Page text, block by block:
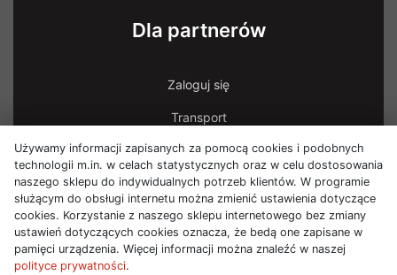
Dla partnerów
Zaloguj się
Transport
Transport - uszkodzona przesyłka
Używamy informacji zapisanych za pomocą cookies i podobnych
technologii m.in. w celach statystycznych oraz w celu dostosowania
naszego sklepu do indywidualnych potrzeb klientów. W programie
służącym do obsługi internetu można zmienić ustawienia dotyczące
cookies. Korzystanie z naszego sklepu internetowego bez zmiany
ustawień dotyczących cookies oznacza, że bedą one zapisane w
pamięci urządzenia. Więcej informacji można znaleźć w naszej
polityce prywatności.